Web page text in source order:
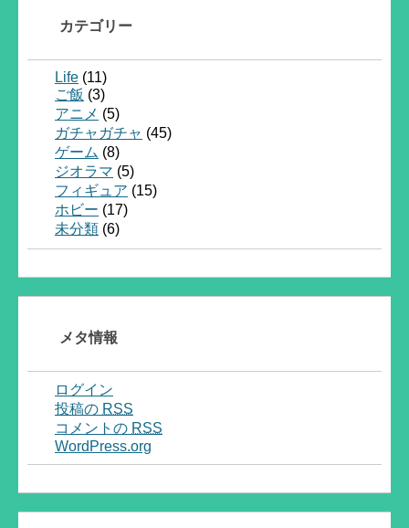
カテゴリー
Life (11)
ご飯 (3)
アニメ (5)
ガチャガチャ (45)
ゲーム (8)
ジオラマ (5)
フィギュア (15)
ホビー (17)
未分類 (6)
メタ情報
ログイン
投稿の RSS
コメントの RSS
WordPress.org